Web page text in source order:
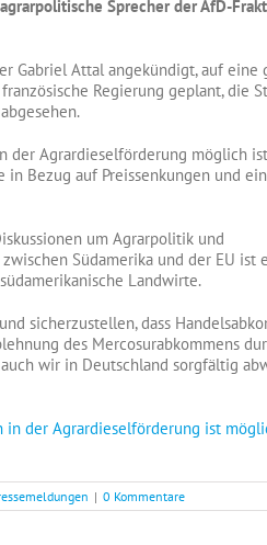
Sprecher der AfD-
Gabriel Attal angekündigt, auf eine
Regierung geplant, die
der Agrardieselförderung möglich
Bezug auf Preissenkungen und
um Agrarpolitik und
Südamerika und der EU ist
Landwirte.
sicherzustellen, dass
des Mercosurabkommens
wir in Deutschland sorgfältig
der Agrardieselförderung ist
| 0 Kommentare